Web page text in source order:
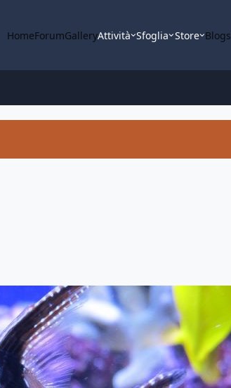
HomeForumGalleryAttività Sfoglia Store Blogs